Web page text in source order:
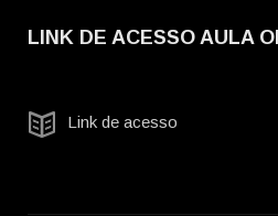
LINK DE ACESSO AULA
Link de acesso